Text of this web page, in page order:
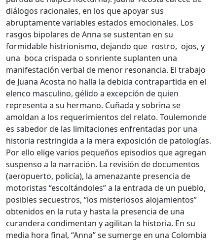
diálogos racionales, en los que apoyar sus
abruptamente variables estados emocionales. Los
rasgos bipolares de Anna se sustentan en su
formidable histrionismo, dejando que rostro, ojos, y
una boca crispada o sonriente suplanten una
manifestación verbal de menor resonancia. El trabajo
de Juana Acosta no halla la debida contrapartida en el
elenco masculino, gélido a excepción de quien
representa a su hermano. Cuñada y sobrina se
amoldan a los requerimientos del relato. Toulemonde
es sabedor de las limitaciones enfrentadas por una
historia restringida a la mera exposición de patologías.
Por ello elige varios pequeños episodios que agregan
suspenso a la narración. La revisión de documentos
(aeropuerto, policía), la amenazante presencia de
motoristas “escoltándoles” a la entrada de un pueblo,
posibles secuestros, “los misteriosos alojamientos”
obtenidos en la ruta y hasta la presencia de una
curandera condimentan y agilitan la historia. En su
media hora final, “Anna” se sumerge en una Colombia